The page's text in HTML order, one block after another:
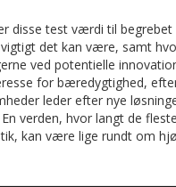
disse test værdi til begrebet
det kan være, samt
ved potentielle
for bæredygtighed,
leder efter nye
verden, hvor langt de
kan være lige rundt om